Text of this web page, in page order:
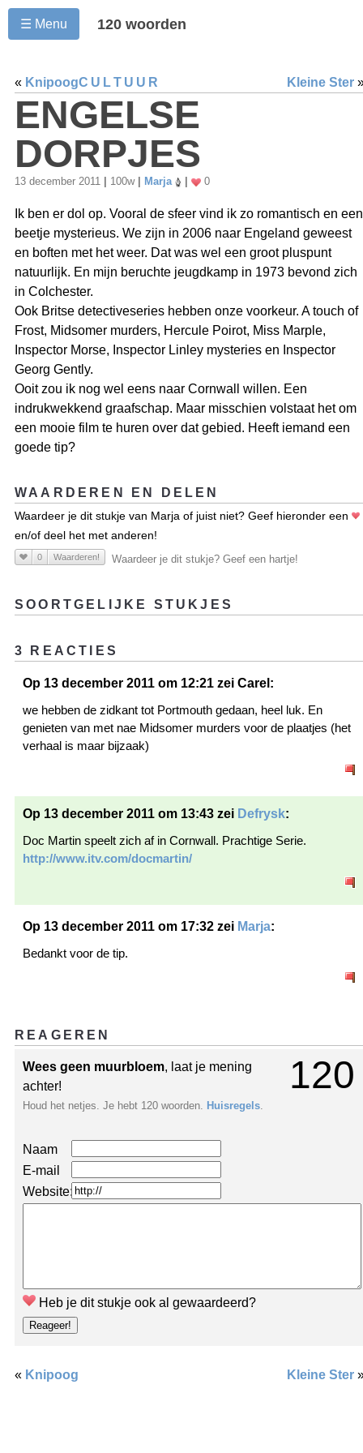
☰ Menu 120 woorden
« Knipoog Kleine Ster
CULTUUR
ENGELSE
DORPJES
13 december 2011 100w Marja 0
Ik ben er dol op. Vooral de sfeer vind ik zo romantisch en een
beetje mysterieus. We zijn in 2006 naar Engeland geweest
en boften met het weer. Dat was wel een groot pluspunt
natuurlijk. En mijn beruchte jeugdkamp in 1973 bevond zich
in Colchester.
Ook Britse detectiveseries hebben onze voorkeur. A touch of
Frost, Midsomer murders, Hercule Poirot, Miss Marple,
Inspector Morse, Inspector Linley mysteries en Inspector
Georg Gently.
Ooit zou ik nog wel eens naar Cornwall willen. Een
indrukwekkend graafschap. Maar misschien volstaat het om
een mooie film te huren over dat gebied. Heeft iemand een
goede tip?
WAARDEREN EN DELEN
Waardeer je dit stukje van Marja of juist niet? Geef hieronder een
en/of deel het met anderen!
0 Waarderen! Waardeer je dit stukje? Geef een hartje!
SOORTGELIJKE STUKJES
3 REACTIES
Op 13 december 2011 om 12:21 zei Carel:
we hebben de zidkant tot Portmouth gedaan, heel luk. En
genieten van met nae Midsomer murders voor de plaatjes (het
verhaal is maar bijzaak)
Op 13 december 2011 om 13:43 zei Defrysk:
Doc Martin speelt zich af in Cornwall. Prachtige Serie.
http://www.itv.com/docmartin/
Op 13 december 2011 om 17:32 zei Marja:
Bedankt voor de tip.
REAGEREN
120
Wees geen muurbloem, laat je mening
achter!
Houd het netjes. Je hebt 120 woorden. Huisregels
Naam
E-mail
Website:
Heb je dit stukje ook al gewaardeerd?
« Knipoog Kleine Ster